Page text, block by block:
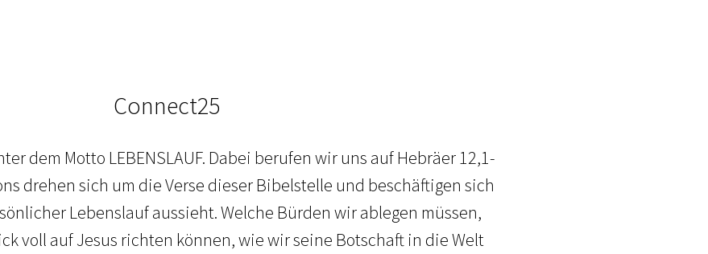
Connect25
dem Motto LEBENSLAUF. Dabei berufen wir uns auf Hebräer 12,1-
drehen sich um die Verse dieser Bibelstelle und beschäftigen sich
Lebenslauf aussieht. Welche Bürden wir ablegen müssen,
voll auf Jesus richten können, wie wir seine Botschaft in die Welt